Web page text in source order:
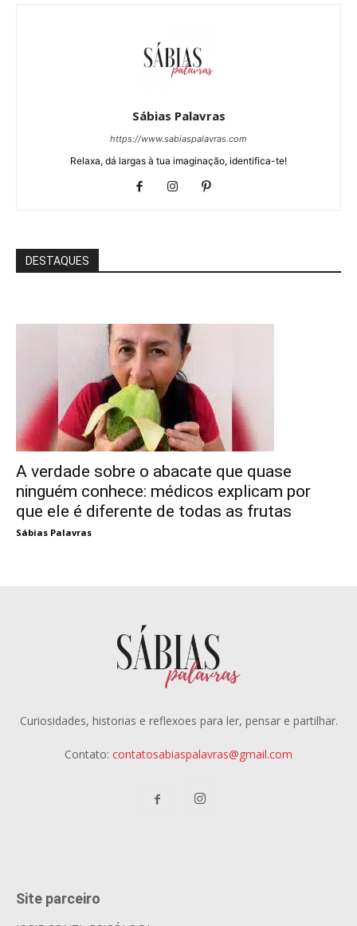
Sábias Palavras
https://www.sabiaspalavras.com
Relaxa, dá largas à tua imaginação, identifica-te!
DESTAQUES
A verdade sobre o abacate que quase
ninguém conhece: médicos explicam por
que ele é diferente de todas as frutas
Sábias Palavras
Curiosidades, historias e reflexoes para ler, pensar e partilhar.
Contato: contatosabiaspalavras@gmail.com
Site parceiro